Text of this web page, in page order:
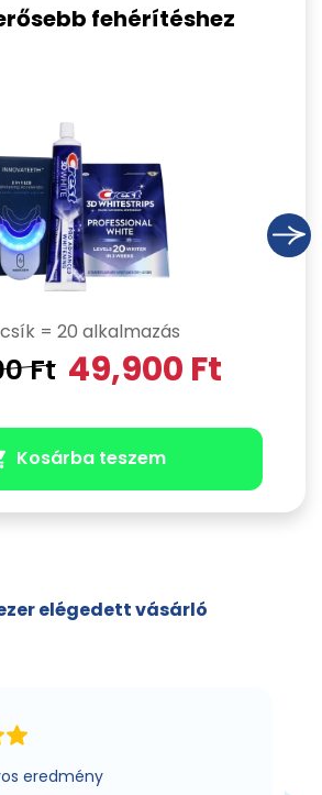
fehérítéshez
= 20 alkalmazás
Ft 49,900 Ft
Kosárba teszem
elégedett vásárló
eredmény